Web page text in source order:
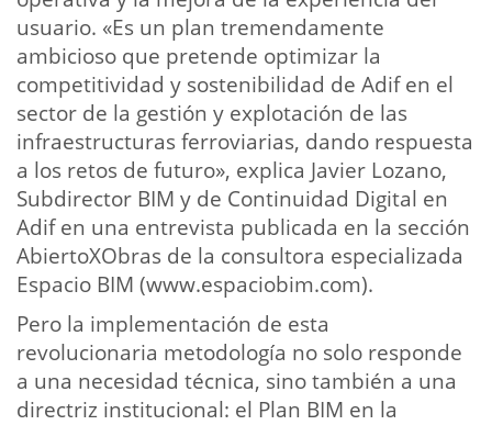
usuario. «Es un plan tremendamente
ambicioso que pretende optimizar la
competitividad y sostenibilidad de Adif en el
sector de la gestión y explotación de las
infraestructuras ferroviarias, dando respuesta
a los retos de futuro», explica Javier Lozano,
Subdirector BIM y de Continuidad Digital en
Adif en una entrevista publicada en la sección
AbiertoXObras de la consultora especializada
Espacio BIM (www.espaciobim.com).
Pero la implementación de esta
revolucionaria metodología no solo responde
a una necesidad técnica, sino también a una
directriz institucional: el Plan BIM en la